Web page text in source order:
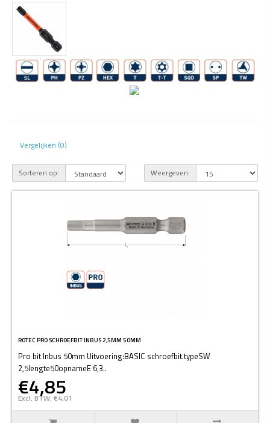
Vergelijken (0)
Sorteren op: Weergeven:
ROTEC PRO SCHROEFBIT INBUS 2,5MM 50MM
Pro bit Inbus 50mm Uitvoering:BASIC schroefbit.typeSW
2,5lengte50opnameE 6,3..
€4,85
Excl. BTW: €4,01